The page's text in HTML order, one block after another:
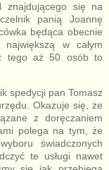
znajdującego się na
panią Joannę
będąca obecnie
w całym
tego aż 50 osób to
spedycji pan Tomasz
Okazuje się, że
z doręczaniem
polega na tym, że
świadczonych
te usługi nawet